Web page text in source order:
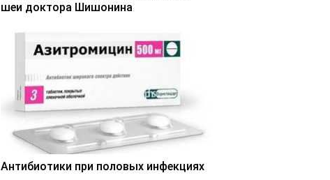
шеи доктора Шишонина
Антибиотики при половых инфекциях